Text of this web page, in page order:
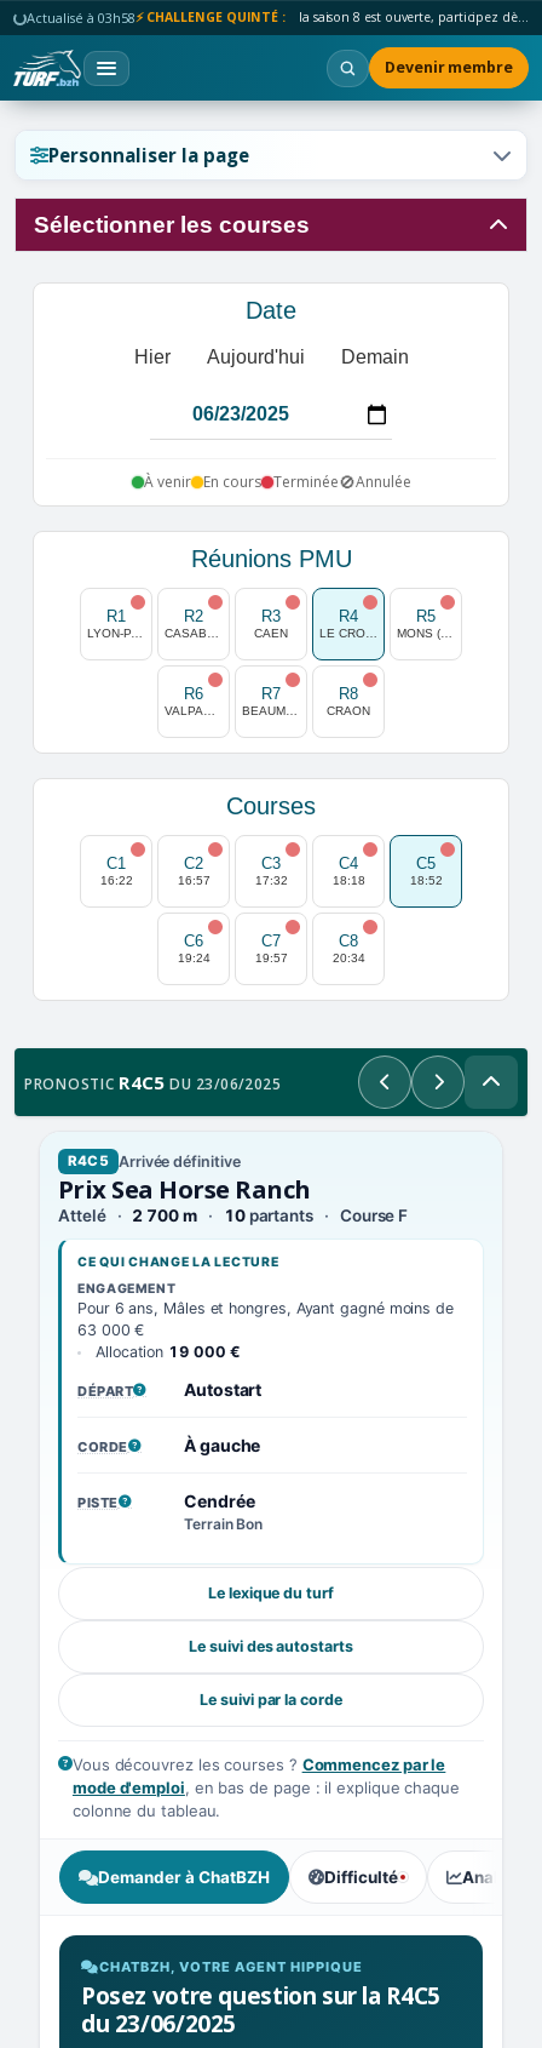
Actualisé à 03h58⚡ CHALLENGE QUINTÉ : la saison 8 est ouverte, participez dès maintenant !
Devenir membre
Personnaliser la page
Sélectionner les courses
Date
Hier Aujourd'hui Demain
À venir En cours Terminée🚫Annulée
Réunions PMU
R1 R2 R3
CAEN
R4 R5
R6 R7 R8
CRAON
Courses
C1
16:22
C2
16:57
C3
17:32
C4
18:18
C5
18:52
C6
19:24
C7
19:57
C8
20:34
PRONOSTIC R4C5 DU 23/06/2025 PrécédentSuivant
R4C5 Arrivée définitive
Prix Sea Horse Ranch
Attelé 2 700 m 10partants Course F
CE QUI CHANGE LA LECTURE
ENGAGEMENT
Pour 6 ans, Mâles et hongres, Ayant gagné moins de
63 000 €
Allocation 19 000 €
DÉPART
, VOIR LA DÉFINITIONAutostart
CORDE
, VOIR LA DÉFINITION
À gauche
PISTE
, VOIR LA DÉFINITION
Cendrée
Terrain Bon
Le lexique du turf
Le suivi des autostarts
Le suivi par la corde
Vous découvrez les courses ? Commencez par le
mode d'emploi, en bas de page : il explique chaque
colonne du tableau.
Demander à ChatBZH Difficulté
, tendance des parieurs :
Analyse
CHATBZH, VOTRE AGENT HIPPIQUE
Posez votre question sur la R4C5
du 23/06/2025
Réinitialiser l'affichage ?
Réinitialiser